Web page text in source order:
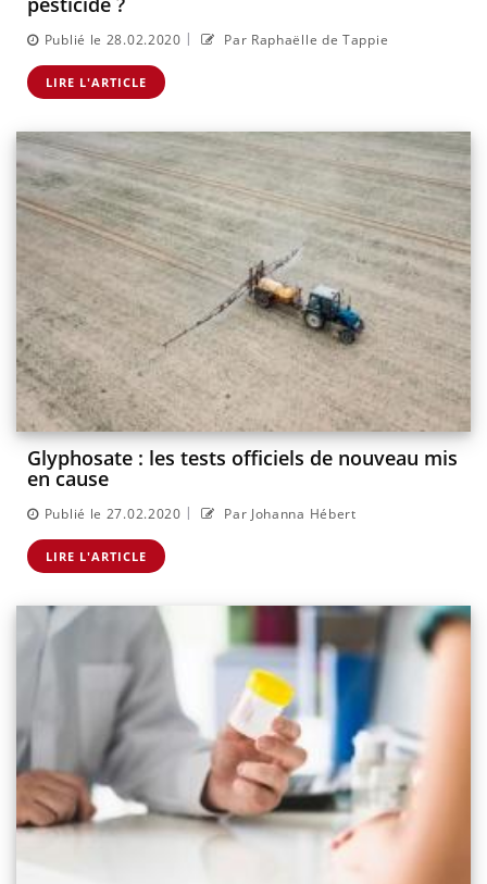
Publié le 28.02.2020 | Par Raphaëlle de Tappie
LIRE L'ARTICLE
Glyphosate : les tests officiels de nouveau mis
en cause
Publié le 27.02.2020 | Par Johanna Hébert
LIRE L'ARTICLE